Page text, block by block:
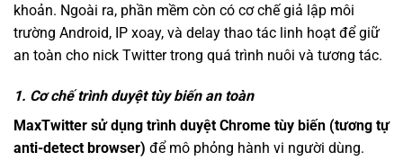
khoản. Ngoài ra, phần mềm còn có cơ chế giả lập môi
trường Android, IP xoay, và delay thao tác linh hoạt để giữ
an toàn cho nick Twitter trong quá trình nuôi và tương tác.
1. Cơ chế trình duyệt tùy biến an toàn
MaxTwitter sử dụng trình duyệt Chrome tùy biến (tương tự
anti-detect browser) để mô phỏng hành vi người dùng.